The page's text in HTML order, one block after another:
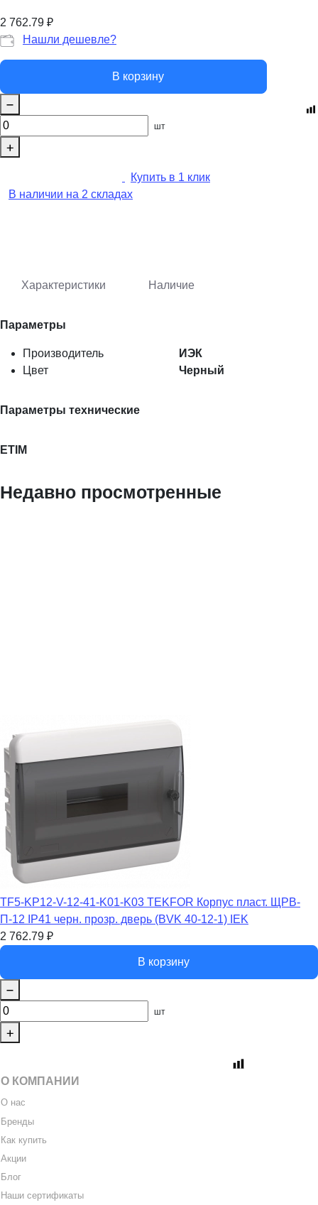
2 762.79 ₽
Нашли дешевле?
В корзину
шт
Купить в 1 клик
В наличии на 2 складах
Характеристики Наличие
Параметры
Производитель
ИЭК
Цвет
Черный
Параметры технические
ETIM
Недавно просмотренные
TF5-KP12-V-12-41-K01-K03 TEKFOR Корпус пласт. ЩРВ-
П-12 IP41 черн. прозр. дверь (BVK 40-12-1) IEK
2 762.79 ₽
В корзину
шт
О КОМПАНИИ
О нас
Бренды
Как купить
Акции
Блог
Наши сертификаты